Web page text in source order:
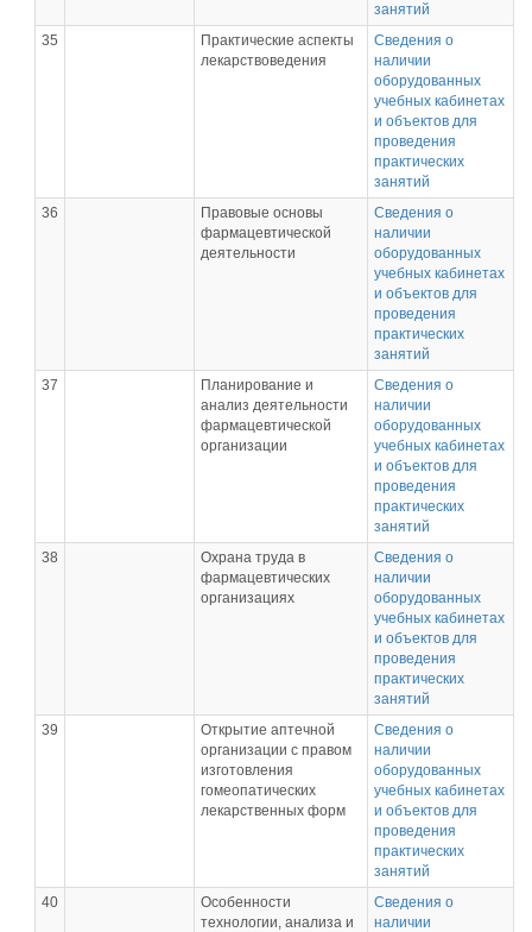
занятий
35
Практические аспекты
лекарствоведения
Сведения о
наличии
оборудованных
учебных кабинетах
и объектов для
проведения
практических
занятий
36
Правовые основы
фармацевтической
деятельности
Сведения о
наличии
оборудованных
учебных кабинетах
и объектов для
проведения
практических
занятий
37
Планирование и
анализ деятельности
фармацевтической
организации
Сведения о
наличии
оборудованных
учебных кабинетах
и объектов для
проведения
практических
занятий
38
Охрана труда в
фармацевтических
организациях
Сведения о
наличии
оборудованных
учебных кабинетах
и объектов для
проведения
практических
занятий
39
Открытие аптечной
организации с правом
изготовления
гомеопатических
лекарственных форм
Сведения о
наличии
оборудованных
учебных кабинетах
и объектов для
проведения
практических
занятий
40
Особенности
технологии, анализа и
Сведения о
наличии